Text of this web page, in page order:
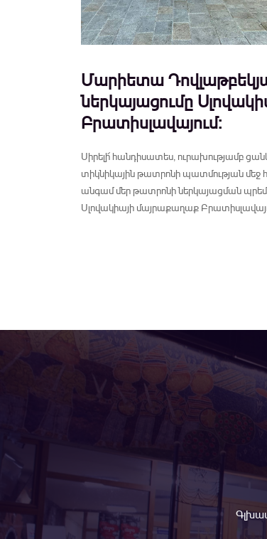
Մարիետա
ներկայացումը
Բրատիսլավայում:
Սիրելի՜ հանդիսատես, ուրախությամբ
տիկնիկային թատրոնի պատմության
անգամ մեր թատրոնի ներկայացման
Սլովակիայի մայրաքաղաք